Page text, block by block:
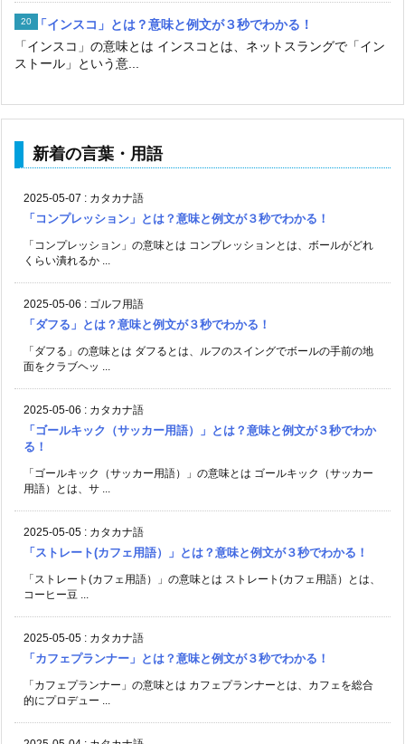
「インスコ」とは？意味と例文が３秒でわかる！
「インスコ」の意味とは インスコとは、ネットスラングで「イン
ストール」という意...
新着の言葉・用語
2025-05-07 : カタカナ語
「コンプレッション」とは？意味と例文が３秒でわかる！
「コンプレッション」の意味とは コンプレッションとは、ボールがどれ
くらい潰れるか ...
2025-05-06 : ゴルフ用語
「ダフる」とは？意味と例文が３秒でわかる！
「ダフる」の意味とは ダフるとは、ルフのスイングでボールの手前の地
面をクラブヘッ ...
2025-05-06 : カタカナ語
「ゴールキック（サッカー用語）」とは？意味と例文が３秒でわか
る！
「ゴールキック（サッカー用語）」の意味とは ゴールキック（サッカー
用語）とは、サ ...
2025-05-05 : カタカナ語
「ストレート(カフェ用語）」とは？意味と例文が３秒でわかる！
「ストレート(カフェ用語）」の意味とは ストレート(カフェ用語）とは、
コーヒー豆 ...
2025-05-05 : カタカナ語
「カフェプランナー」とは？意味と例文が３秒でわかる！
「カフェプランナー」の意味とは カフェプランナーとは、カフェを総合
的にプロデュー ...